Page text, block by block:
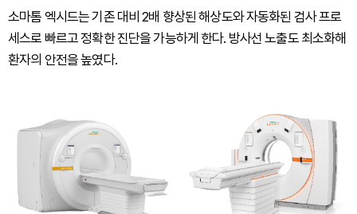
소마톰 엑시드는 기존 대비 2배 향상된 해상도와 자동화된 검사 프로
세스로 빠르고 정확한 진단을 가능하게 한다. 방사선 노출도 최소화해
환자의 안전을 높였다.